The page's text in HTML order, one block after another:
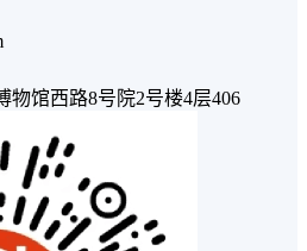
物馆西路8号院2号楼4层406